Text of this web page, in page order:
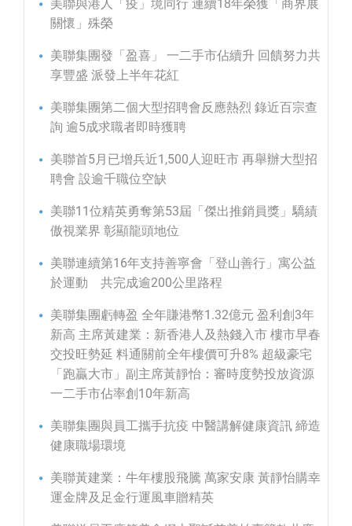
美聯與港人「疫」境同行 連續18年榮獲「商界展
關懷」殊榮
美聯集團發「盈喜」 一二手市佔續升 回饋努力共
享豐盛 派發上半年花紅
美聯集團第二個大型招聘會反應熱烈 錄近百宗查
詢 逾5成求職者即時獲聘
美聯首5月已增兵近1,500人迎旺市 再舉辦大型招
聘會 設逾千職位空缺
美聯11位精英勇奪第53屆「傑出推銷員獎」驕績
傲視業界 彰顯龍頭地位
美聯連續第16年支持善寧會「登山善行」寓公益
於運動 共完成逾200公里路程
美聯集團虧轉盈 全年賺港幣1.32億元 盈利創3年
新高 主席黃建業：新香港人及熱錢入市 樓市早春
交投旺勢延 料通關前全年樓價可升8% 超級豪宅
「跑贏大市」副主席黃靜怡：審時度勢投放資源
一二手市佔率創10年新高
美聯集團與員工攜手抗疫 中醫講解健康資訊 締造
健康職場環境
美聯黃建業：牛年樓股飛騰 萬家安康 黃靜怡購幸
運金牌及足金行運風車贈精英